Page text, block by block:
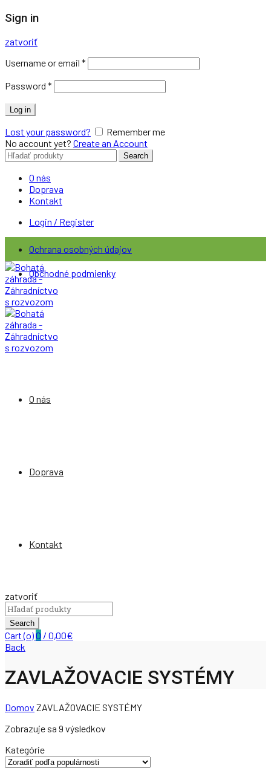
Sign in
zatvoriť
Username or email *
Password *
Log in
Lost your password?
Remember me
No account yet? Create an Account
Search
for:
Search
O nás
Doprava
Kontakt
Login / Register
Ochrana osobných údajov
Obchodné podmienky
O nás
Doprava
Kontakt
zatvoriť
Search
for:
Search
Cart (o)0 / 0,00€
Back
ZAVLAŽOVACIE SYSTÉMY
Domov ZAVLAŽOVACIE SYSTÉMY
Zobrazuje sa 9 výsledkov
Kategórie